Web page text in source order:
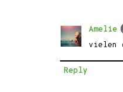
Amelie
vielen
Reply